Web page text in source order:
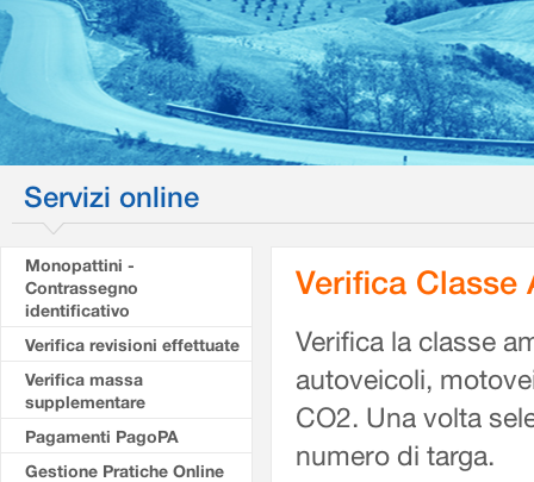
Servizi online
Monopattini -
Contrassegno
identificativo
Verifica revisioni effettuate
Verifica massa
supplementare
Pagamenti PagoPA
Gestione Pratiche Online
Verifica Classe
Verifica la classe
autoveicoli,
CO2. Una volta
numero di targa.